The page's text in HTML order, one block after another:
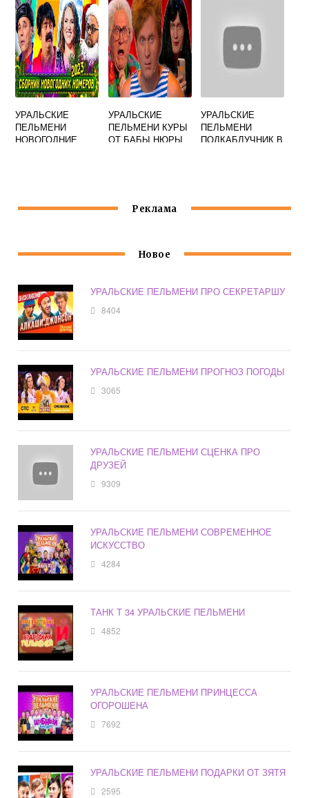
УРАЛЬСКИЕ
ПЕЛЬМЕНИ
НОВОГОДНИЕ
УРАЛЬСКИЕ
ПЕЛЬМЕНИ КУРЫ
ОТ БАБЫ НЮРЫ
УРАЛЬСКИЕ
ПЕЛЬМЕНИ
ПОДКАБЛУЧНИК В
Реклама
Новое
УРАЛЬСКИЕ ПЕЛЬМЕНИ ПРО СЕКРЕТАРШУ
8404
УРАЛЬСКИЕ ПЕЛЬМЕНИ ПРОГНОЗ ПОГОДЫ
3065
УРАЛЬСКИЕ ПЕЛЬМЕНИ СЦЕНКА ПРО
ДРУЗЕЙ
9309
УРАЛЬСКИЕ ПЕЛЬМЕНИ СОВРЕМЕННОЕ
ИСКУССТВО
4284
ТАНК Т 34 УРАЛЬСКИЕ ПЕЛЬМЕНИ
4852
УРАЛЬСКИЕ ПЕЛЬМЕНИ ПРИНЦЕССА
ОГОРОШЕНА
7692
УРАЛЬСКИЕ ПЕЛЬМЕНИ ПОДАРКИ ОТ ЗЯТЯ
2595